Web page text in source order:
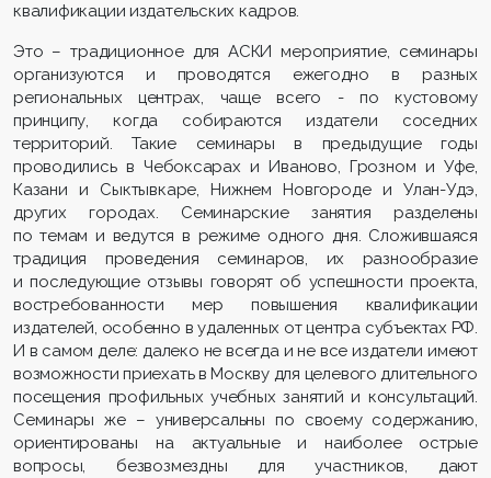
квалификации издательских кадров.
Это – традиционное для АСКИ мероприятие, семинары
организуются и проводятся ежегодно в разных
региональных центрах, чаще всего - по кустовому
принципу, когда собираются издатели соседних
территорий. Такие семинары в предыдущие годы
проводились в Чебоксарах и Иваново, Грозном и Уфе,
Казани и Сыктывкаре, Нижнем Новгороде и Улан-Удэ,
других городах. Семинарские занятия разделены
по темам и ведутся в режиме одного дня. Сложившаяся
традиция проведения семинаров, их разнообразие
и последующие отзывы говорят об успешности проекта,
востребованности мер повышения квалификации
издателей, особенно в удаленных от центра субъектах РФ.
И в самом деле: далеко не всегда и не все издатели имеют
возможности приехать в Москву для целевого длительного
посещения профильных учебных занятий и консультаций.
Семинары же – универсальны по своему содержанию,
ориентированы на актуальные и наиболее острые
вопросы, безвозмездны для участников, дают